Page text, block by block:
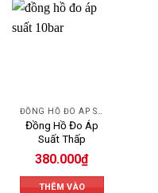
Đồng Hồ Đo Áp
Suất Thấp
380.000₫
THÊM VÀO